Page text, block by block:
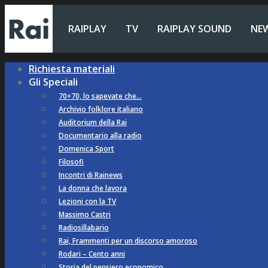
RAIPLAY TV RAIPLAY SOUND
Richiesta materiali
Gli Speciali
70×70, lo sapevate che…
Archivio folklore italiano
Auditorium della Rai
Documentario alla radio
Domenica Sport
Filosofi
Incontri di Rainews
La donna che lavora
Lezioni con la TV
Massimo Castri
Radiosillabario
Rai, Frammenti per un discorso amoroso
Rodari – Cento anni